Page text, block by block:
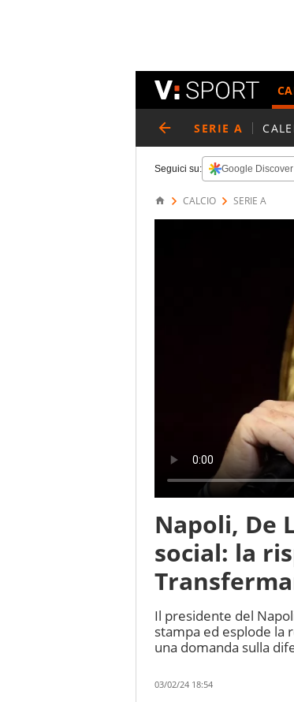
SERIE A
Seguici su: Google Discover
CALCIO SERIE A
Napoli, De
social: la
Il presidente del
stampa ed esplode la
una domanda sulla
03/02/24 18:54